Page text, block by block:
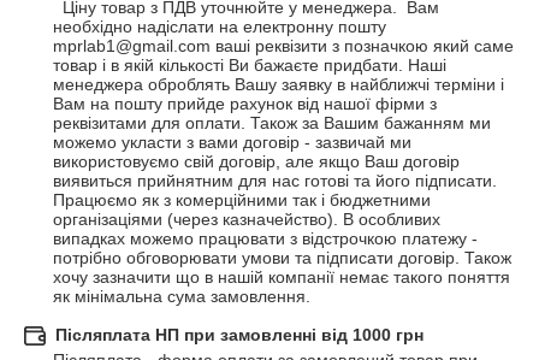
необхідно надіслати на електронну пошту
mprlab1@gmail.com ваші реквізити з позначкою який саме
товар і в якій кількості Ви бажаєте придбати. Наші
менеджера оброблять Вашу заявку в найближчі терміни і
Вам на пошту прийде рахунок від нашої фірми з
реквізитами для оплати. Також за Вашим бажанням ми
можемо укласти з вами договір - зазвичай ми
використовуємо свій договір, але якщо Ваш договір
виявиться прийнятним для нас готові та його підписати.
Працюємо як з комерційними так і бюджетними
організаціями (через казначейство). В особливих
випадках можемо працювати з відстрочкою платежу -
потрібно обговорювати умови та підписати договір. Також
хочу зазначити що в нашій компанії немає такого поняття
як мінімальна сума замовлення.
Післяплата НП при замовленні від 1000 грн